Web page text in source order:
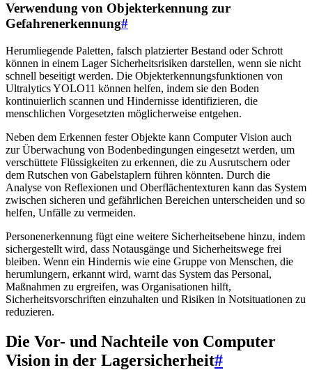
Verwendung von Objekterkennung zur
Gefahrenerkennung#
Herumliegende Paletten, falsch platzierter Bestand oder Schrott
können in einem Lager Sicherheitsrisiken darstellen, wenn sie nicht
schnell beseitigt werden. Die Objekterkennungsfunktionen von
Ultralytics YOLO11 können helfen, indem sie den Boden
kontinuierlich scannen und Hindernisse identifizieren, die
menschlichen Vorgesetzten möglicherweise entgehen.
Neben dem Erkennen fester Objekte kann Computer Vision auch
zur Überwachung von Bodenbedingungen eingesetzt werden, um
verschüttete Flüssigkeiten zu erkennen, die zu Ausrutschern oder
dem Rutschen von Gabelstaplern führen könnten. Durch die
Analyse von Reflexionen und Oberflächentexturen kann das System
zwischen sicheren und gefährlichen Bereichen unterscheiden und so
helfen, Unfälle zu vermeiden.
Personenerkennung fügt eine weitere Sicherheitsebene hinzu, indem
sichergestellt wird, dass Notausgänge und Sicherheitswege frei
bleiben. Wenn ein Hindernis wie eine Gruppe von Menschen, die
herumlungern, erkannt wird, warnt das System das Personal,
Maßnahmen zu ergreifen, was Organisationen hilft,
Sicherheitsvorschriften einzuhalten und Risiken in Notsituationen zu
reduzieren.
Die Vor- und Nachteile von Computer
Vision in der Lagersicherheit#